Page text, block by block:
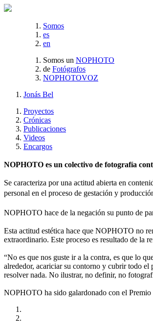
Somos
es
en
Somos un NOPHOTO
de Fotógrafos
NOPHOTOVOZ
Jonás Bel
Proyectos
Crónicas
Publicaciones
Videos
Encargos
NOPHOTO es un colectivo de fotografía
Se caracteriza por una actitud abierta en
personal en el proceso de gestación y
NOPHOTO hace de la negación su punto de
Esta actitud estética hace que NOPHOTO no
extraordinario. Este proceso es resultado de la
“No es que nos guste ir a la contra, es que lo
alrededor, acariciar su contorno y cubrir todo el
resolver nada. No ilustrar, no definir, no
NOPHOTO ha sido galardonado con el